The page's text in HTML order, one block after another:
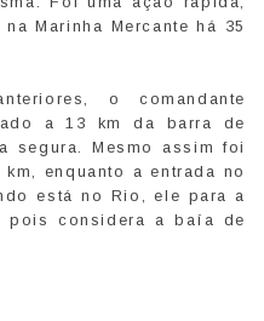
Marinha Mercante há 35
o comandante
a 13 km da barra de
segura. Mesmo assim foi
enquanto a entrada no
está no Rio, ele para a
pois considera a baía de